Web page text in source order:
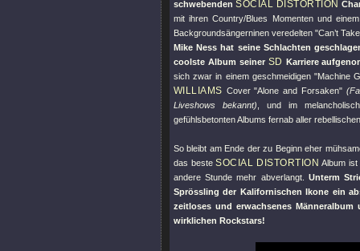
schwebendenSOCIAL DISTORTION
mit ihren Country/Blues Momenten und
Backgroundsängerninen veredelten "Can’t
Mike Ness hat seine Schlachten
coolste Album seiner SD Karriere
sich zwar in einem geschmeidigen "Machine
WILLIAMS Cover"Alone and Forsaken"
Liveshows bekannt) , und im
gefühlsbetonten Albums fernab aller
So bleibt am Ende der zu Beginn eher
das besteSOCIAL DISTORTION Album
andere Stunde mehr abverlangt. Unterm
Sprössling der Kalifornischen Ikone ein
zeitloses und erwachsenes
wirklichen Rockstars!